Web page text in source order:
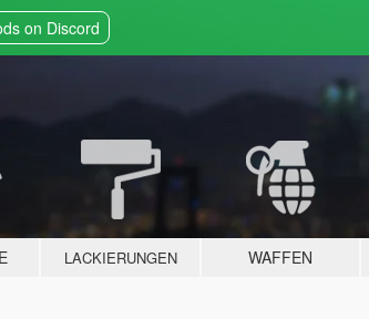
on Discord
LACKIERUNGEN WAFFEN